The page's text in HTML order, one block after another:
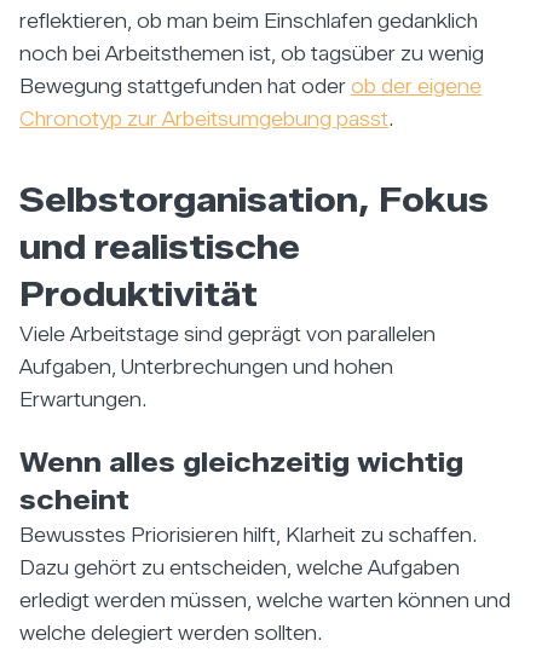
reflektieren, ob man beim Einschlafen gedanklich
noch bei Arbeitsthemen ist, ob tagsüber zu wenig
Bewegung stattgefunden hat oder ob der eigene
Chronotyp zur Arbeitsumgebung passt.
Selbstorganisation, Fokus
und realistische
Produktivität
Viele Arbeitstage sind geprägt von parallelen
Aufgaben, Unterbrechungen und hohen
Erwartungen.
Wenn alles gleichzeitig wichtig
scheint
Bewusstes Priorisieren hilft, Klarheit zu schaffen.
Dazu gehört zu entscheiden, welche Aufgaben
erledigt werden müssen, welche warten können und
welche delegiert werden sollten.